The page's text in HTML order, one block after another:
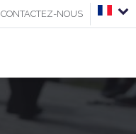
CONTACTEZ-NOUS